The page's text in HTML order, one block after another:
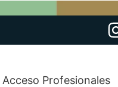
Acceso Profesionales